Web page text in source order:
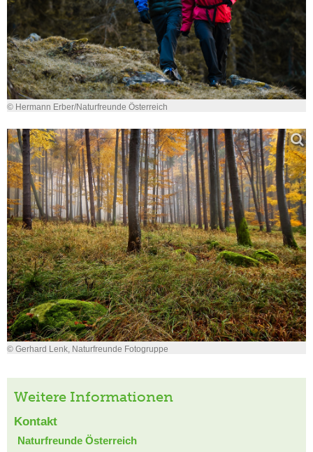
© Hermann Erber/Naturfreunde Österreich
© Gerhard Lenk, Naturfreunde Fotogruppe
Weitere Informationen
Kontakt
Naturfreunde Österreich